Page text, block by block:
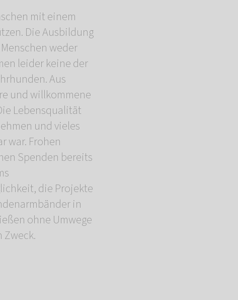
mit einem
Die Ausbildung
weder
leider keine der
Aus
und willkommene
Lebensqualität
und vieles
war. Frohen
Spenden bereits
die Projekte
in
ohne Umwege